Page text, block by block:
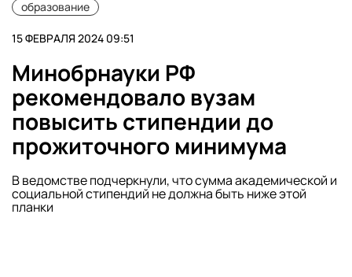
образование
15 ФЕВРАЛЯ 2024 09:51
Минобрнауки РФ
рекомендовало вузам
повысить стипендии до
прожиточного минимума
В ведомстве подчеркнули, что сумма академической и
социальной стипендий не должна быть ниже этой
планки